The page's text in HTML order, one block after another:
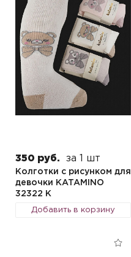
350 руб. за 1 шт
Колготки с рисунком для
девочки KATAMINO
32322 K
Добавить в корзину